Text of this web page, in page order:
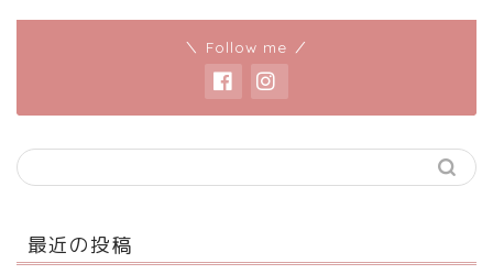
＼ Follow me ／
最近の投稿